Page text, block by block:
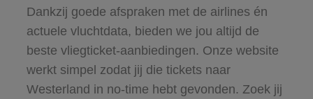
Dankzij goede afspraken met de airlines én
actuele vluchtdata, bieden we jou altijd de
beste vliegticket-aanbiedingen. Onze website
werkt simpel zodat jij die tickets naar
Westerland in no-time hebt gevonden. Zoek jij